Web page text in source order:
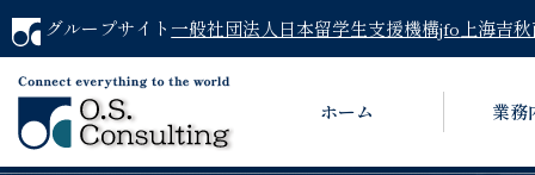
グループサイト 一般社団法人日本留学生支援機構jfo 上海吉
ホーム 業務